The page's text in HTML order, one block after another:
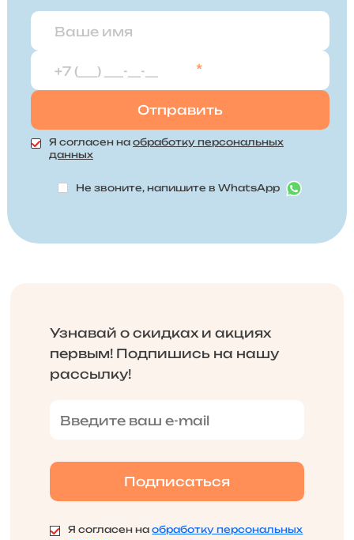
*
Я согласен на обработку персональных
данных
Не звоните, напишите в WhatsApp
Узнавай о скидках и акциях
первым! Подпишись на нашу
рассылку!
Я согласен наобработку персональных